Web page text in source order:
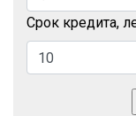
Срок кредита,